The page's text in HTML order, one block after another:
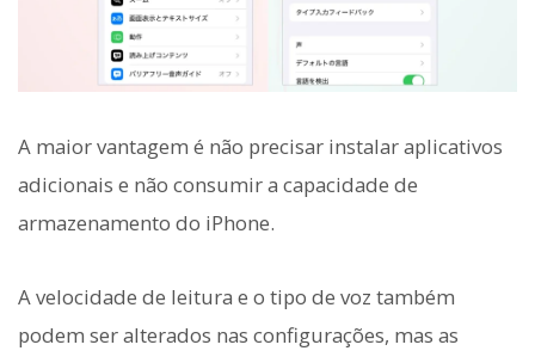
A maior vantagem é não precisar instalar aplicativos
adicionais e não consumir a capacidade de
armazenamento do iPhone.
A velocidade de leitura e o tipo de voz também
podem ser alterados nas configurações, mas as